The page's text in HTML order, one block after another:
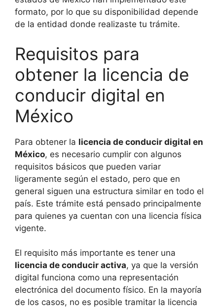
formato, por lo que su disponibilidad depende
de la entidad donde realizaste tu trámite.
Requisitos para
obtener la licencia de
conducir digital en
México
Para obtener la licencia de conducir digital en
México, es necesario cumplir con algunos
requisitos básicos que pueden variar
ligeramente según el estado, pero que en
general siguen una estructura similar en todo el
país. Este trámite está pensado principalmente
para quienes ya cuentan con una licencia física
vigente.
El requisito más importante es tener una
licencia de conducir activa, ya que la versión
digital funciona como una representación
electrónica del documento físico. En la mayoría
de los casos, no es posible tramitar la licencia